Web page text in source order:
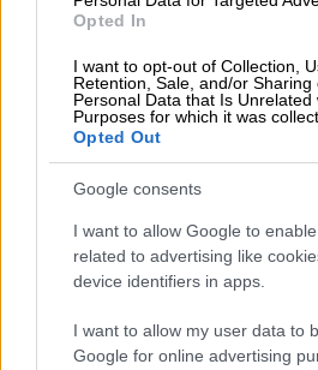
Opted In
I want to opt-out of Collection,
Retention, Sale, and/or Sharing
Personal Data that Is Unrelated
Purposes for which it was
Opted Out
Google consents
I want to allow Google to
related to advertising like
device identifiers in apps.
I want to allow my user data to
Google for online advertising
επιχειρησιακό
Πυροσβεστικού
Κατά την εξέταση του
πραγματογνώμονα υπήρξε
συνήγορο του κ. Τερζούδη
των εναέριων μέσων.
Συνήγορος: Η
(ελικόπτερο της
καταγράφεται;